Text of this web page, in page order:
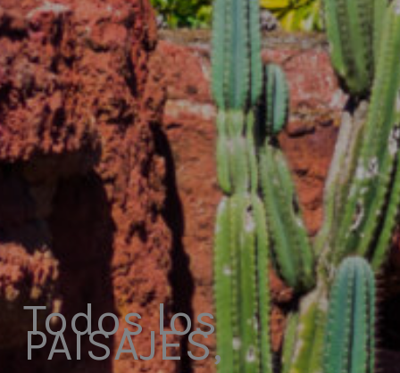
Todos los
PAISAJES,